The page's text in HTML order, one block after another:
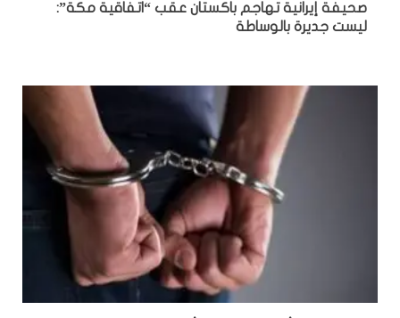
صحيفة إيرانية تهاجم باكستان عقب “اتفاقية مكة”:
ليست جديرة بالوساطة